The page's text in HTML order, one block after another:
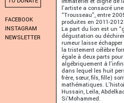
FACEBOOK
INSTAGRAM
NEWSLETTER
l’artiste a consacré
“Trousseau”, entre
produites en 2011-
La part du lion est un
dégustation ou
rumeur laisse échapper
la tristement célèbre
égale à deux parts pour
algébriquement à
dans lequel les huit
frère, sœur, fils, fille)
mathématiques.
Hussain, Leila,
Si’Mohammed.